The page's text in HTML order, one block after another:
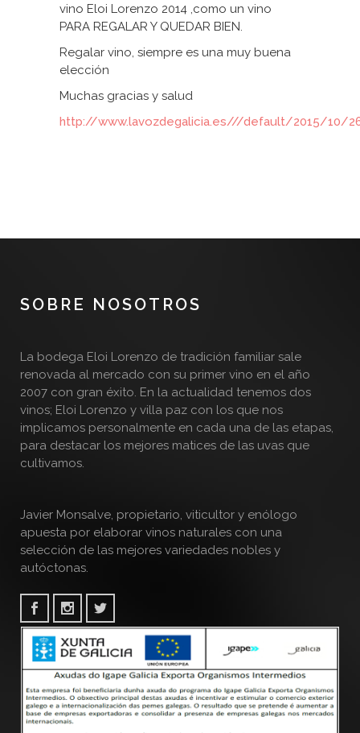
vino Eloi Lorenzo 2014 ,como un vino
PARA REGALAR Y QUEDAR BIEN.
Regalar vino, siempre es una muy buena
elección
Muchas gracias y salud
http://www.lavozdegalicia.es///default/2015/10/
SOBRE NOSOTROS
La bodega Eloi Lorenzo de tradición familiar sale
renovada al mercado con su primer vino en el año
2007 con gran éxito. En la actualidad tenemos dos
vinos; Eloi Lorenzo y villa paz con los que nos
implicamos personalmente en cada una de las etapas,
para destacar los mejores matices de las uvas que
cultivamos.
Javier Monsalve, propietario, viticultor y enólogo
apuesta por elaborar vinos naturales con una
selección de las mejores variedades nobles y
autóctonas.